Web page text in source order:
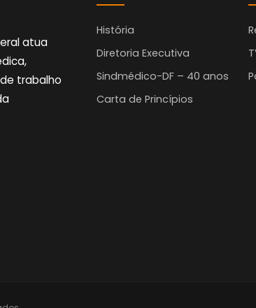
atua
trabalho
História
Diretoria Executiva
Sindmédico-DF – 40 anos
Carta de Princípios